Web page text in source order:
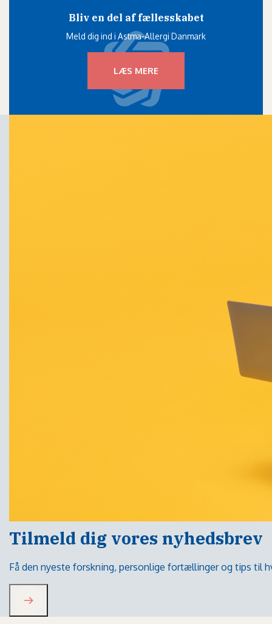
Bliv en del af fællesskabet
Meld dig ind i Astma-Allergi Danmark
LÆS MERE
Tilmeld dig vores nyhedsbrev
Få den nyeste forskning, personlige fortællinger og tips til